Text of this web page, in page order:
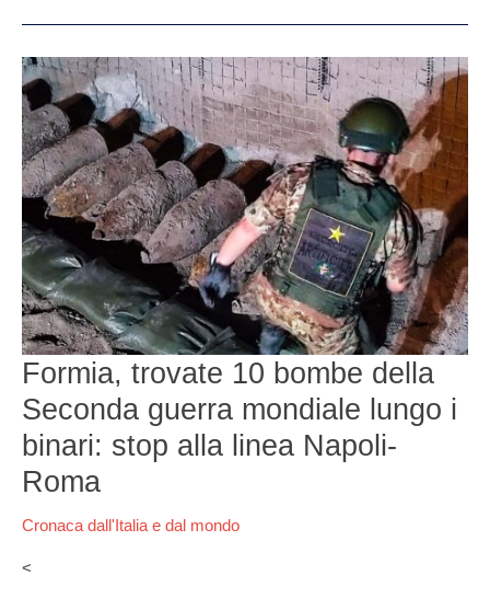
Formia, trovate 10 bombe della
Seconda guerra mondiale lungo i
binari: stop alla linea Napoli-
Roma
Cronaca dall'Italia e dal mondo
<
Formia,
trovate
10
bombe
della
Seconda
guerra
mondiale
lungo
i
binari:
stop
alla
linea
Napoli-
Roma